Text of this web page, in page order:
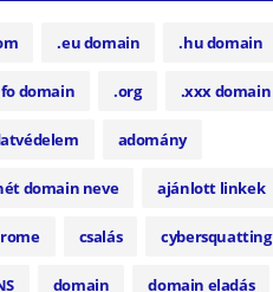
.eu domain .hu domain
domain .org .xxx domain
adomány
domain neve ajánlott linkek
csalás cybersquatting
domain domain eladás